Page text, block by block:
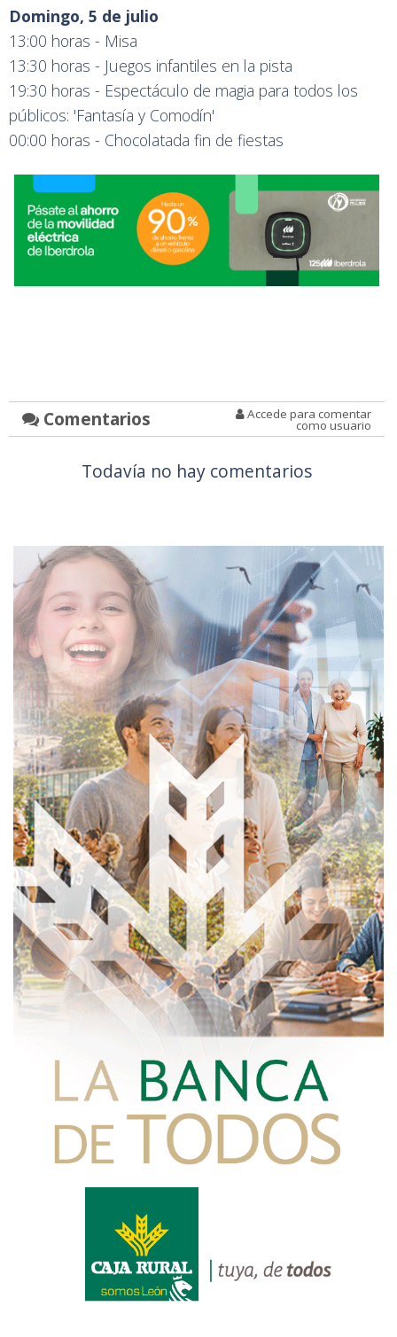
Domingo, 5 de julio
13:00 horas - Misa
13:30 horas - Juegos infantiles en la pista
19:30 horas - Espectáculo de magia para todos los
públicos: 'Fantasía y Comodín'
00:00 horas - Chocolatada fin de fiestas
Comentarios Accede para comentar
como usuario
Todavía no hay comentarios